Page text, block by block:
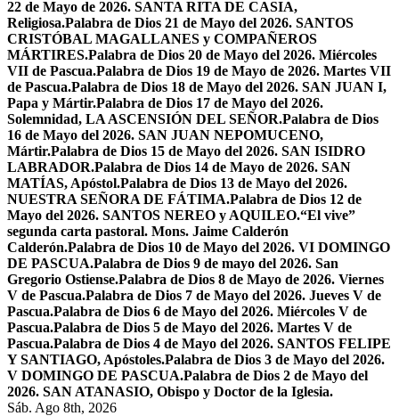
22 de Mayo de 2026. SANTA RITA DE CASIA,
Religiosa.Palabra de Dios 21 de Mayo del 2026. SANTOS
CRISTÓBAL MAGALLANES y COMPAÑEROS
MÁRTIRES.Palabra de Dios 20 de Mayo del 2026. Miércoles
VII de Pascua.Palabra de Dios 19 de Mayo de 2026. Martes VII
de Pascua.Palabra de Dios 18 de Mayo del 2026. SAN JUAN I,
Papa y Mártir.Palabra de Dios 17 de Mayo del 2026.
Solemnidad, LA ASCENSIÓN DEL SEÑOR.Palabra de Dios
16 de Mayo del 2026. SAN JUAN NEPOMUCENO,
Mártir.Palabra de Dios 15 de Mayo del 2026. SAN ISIDRO
LABRADOR.Palabra de Dios 14 de Mayo de 2026. SAN
MATÍAS, Apóstol.Palabra de Dios 13 de Mayo del 2026.
NUESTRA SEÑORA DE FÁTIMA.Palabra de Dios 12 de
Mayo del 2026. SANTOS NEREO y AQUILEO.“El vive”
segunda carta pastoral. Mons. Jaime Calderón
Calderón.Palabra de Dios 10 de Mayo del 2026. VI DOMINGO
DE PASCUA.Palabra de Dios 9 de mayo del 2026. San
Gregorio Ostiense.Palabra de Dios 8 de Mayo de 2026. Viernes
V de Pascua.Palabra de Dios 7 de Mayo del 2026. Jueves V de
Pascua.Palabra de Dios 6 de Mayo del 2026. Miércoles V de
Pascua.Palabra de Dios 5 de Mayo del 2026. Martes V de
Pascua.Palabra de Dios 4 de Mayo del 2026. SANTOS FELIPE
Y SANTIAGO, Apóstoles.Palabra de Dios 3 de Mayo del 2026.
V DOMINGO DE PASCUA.Palabra de Dios 2 de Mayo del
2026. SAN ATANASIO, Obispo y Doctor de la Iglesia.
Sáb. Ago 8th, 2026